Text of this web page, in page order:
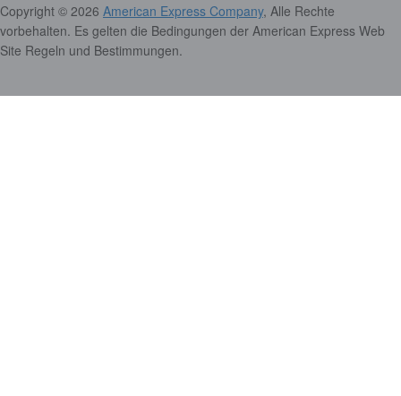
Copyright © 2026 American Express Company, Alle Rechte
vorbehalten. Es gelten die Bedingungen der American Express Web
Site Regeln und Bestimmungen.